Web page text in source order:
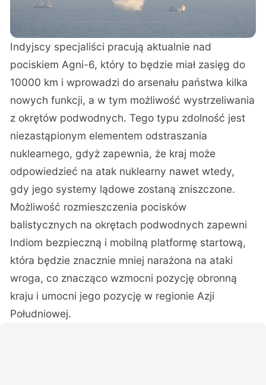
Indyjscy specjaliści pracują aktualnie nad
pociskiem Agni-6, który to będzie miał zasięg do
10000 km i wprowadzi do arsenału państwa kilka
nowych funkcji, a w tym możliwość wystrzeliwania
z okrętów podwodnych. Tego typu zdolność jest
niezastąpionym elementem odstraszania
nuklearnego, gdyż zapewnia, że kraj może
odpowiedzieć na atak nuklearny nawet wtedy,
gdy jego systemy lądowe zostaną zniszczone.
Możliwość rozmieszczenia pocisków
balistycznych na okrętach podwodnych zapewni
Indiom bezpieczną i mobilną platformę startową,
która będzie znacznie mniej narażona na ataki
wroga, co znacząco wzmocni pozycję obronną
kraju i umocni jego pozycję w regionie Azji
Południowej.